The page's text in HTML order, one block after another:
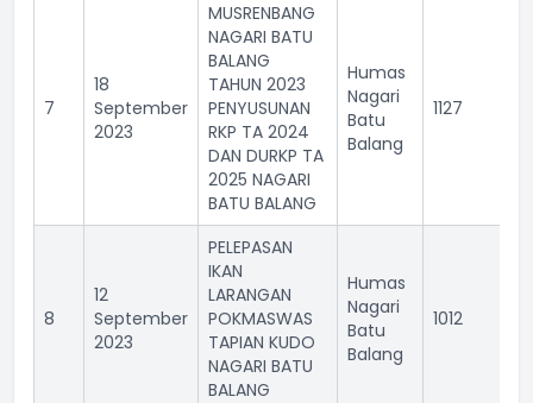
7
18
September
2023
MUSRENBANG
NAGARI BATU
BALANG
TAHUN 2023
PENYUSUNAN
RKP TA 2024
DAN DURKP TA
2025 NAGARI
BATU BALANG
Humas
Nagari
Batu
Balang
1127
8
12
September
2023
PELEPASAN
IKAN
LARANGAN
POKMASWAS
TAPIAN KUDO
NAGARI BATU
BALANG
Humas
Nagari
Batu
Balang
1012